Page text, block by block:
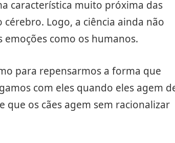
característica muito próxima das
Logo, a ciência ainda não
como os humanos.
para repensarmos a forma que
com eles quando eles agem
os cães agem sem racionalizar